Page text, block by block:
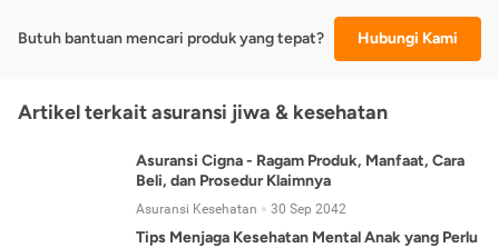
Butuh bantuan mencari produk yang tepat? Hubungi Kami
Artikel terkait asuransi jiwa & kesehatan
Asuransi Cigna - Ragam Produk, Manfaat, Cara
Beli, dan Prosedur Klaimnya
Asuransi Kesehatan 30 Sep 2042
Tips Menjaga Kesehatan Mental Anak yang Perlu